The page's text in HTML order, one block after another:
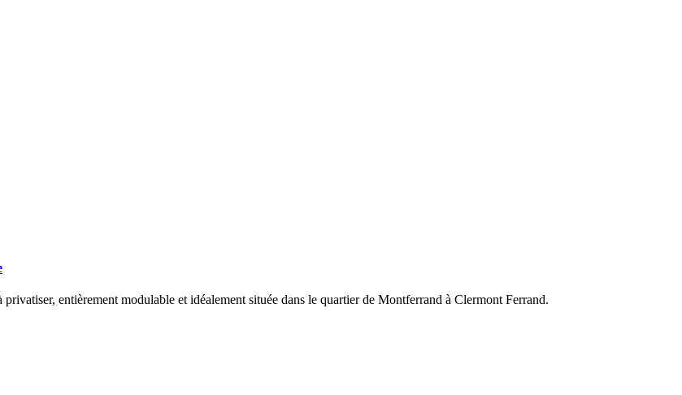
entièrement modulable et idéalement située dans le quartier de Montferrand à Clermont Ferrand.